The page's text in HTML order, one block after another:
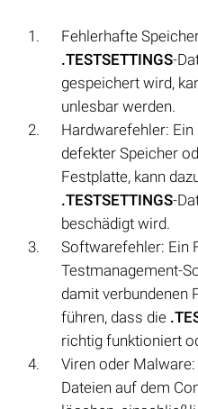
Fehlerhafte
.TESTSETTINGS-
gespeichert wird,
unlesbar werden.
Hardwarefehler: Ein
defekter Speicher
Festplatte, kann
.TESTSETTINGS-
beschädigt wird.
Softwarefehler: Ein
Testmanagement-
damit verbundenen
führen, dass die
richtig funktioniert
Viren oder
Dateien auf dem